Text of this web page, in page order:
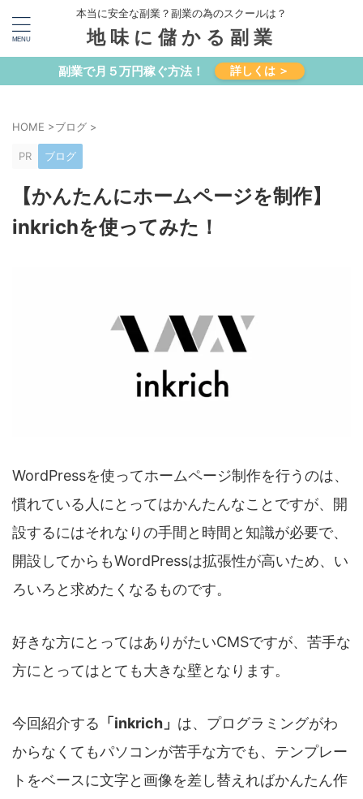
本当に安全な副業？副業の為のスクールは？
地味に儲かる副業
副業で月５万円稼ぐ方法！ 詳しくは ＞
HOME >ブログ >
PR ブログ
【かんたんにホームページを制作】
inkrichを使ってみた！
WordPressを使ってホームページ制作を行うのは、
慣れている人にとってはかんたんなことですが、開
設するにはそれなりの手間と時間と知識が必要で、
開設してからもWordPressは拡張性が高いため、い
ろいろと求めたくなるものです。
好きな方にとってはありがたいCMSですが、苦手な
方にとってはとても大きな壁となります。
今回紹介する 「inkrich」 は、プログラミングがわ
からなくてもパソコンが苦手な方でも、テンプレー
トをベースに文字と画像を差し替えればかんたん作